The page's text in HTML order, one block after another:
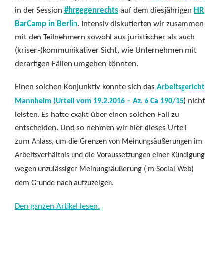
in der Session #hrgegenrechts auf dem diesjährigen HR
BarCamp in Berlin. Intensiv diskutierten wir zusammen
mit den Teilnehmern sowohl aus juristischer als auch
(krisen-)kommunikativer Sicht, wie Unternehmen mit
derartigen Fällen umgehen könnten.
Einen solchen Konjunktiv konnte sich das Arbeitsgericht
Mannheim (Urteil vom 19.2.2016 – Az. 6 Ca 190/15) nicht
leisten. Es hatte exakt über einen solchen Fall zu
entscheiden. Und so nehmen wir hier dieses Urteil
zum Anlass, um die Grenzen von Meinungsäußerungen im
Arbeitsverhältnis und die Voraussetzungen einer Kündigung
wegen unzulässiger Meinungsäußerung (im Social Web)
dem Grunde nach aufzuzeigen.
Den ganzen Artikel lesen.